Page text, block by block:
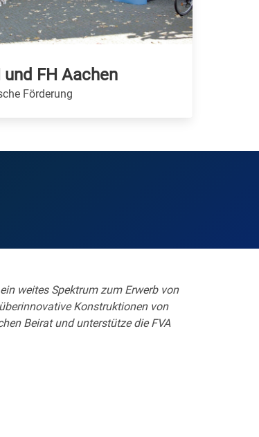
und FH Aachen
Förderung
weites Spektrum zum Erwerb von
Konstruktionen von
Beirat und unterstütze die FVA